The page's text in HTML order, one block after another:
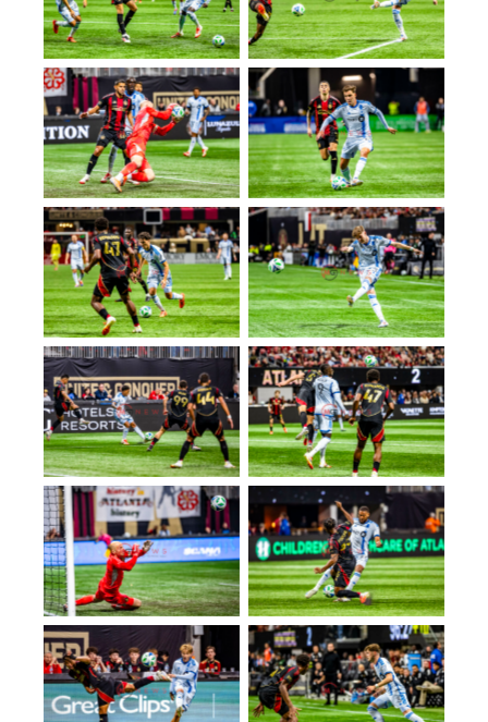
No Caption No Caption
No Caption No Caption
No Caption No Caption
No Caption No Caption
No Caption No Caption